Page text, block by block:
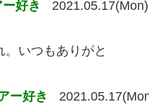
好き 2021.05.17(Mon)
。いつもありがと
ー好き